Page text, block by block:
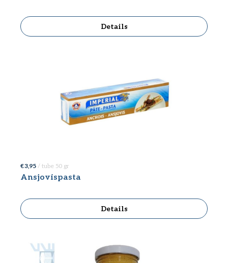
Details
€ 3,95 / tube 50 gr
Ansjovispasta
Details